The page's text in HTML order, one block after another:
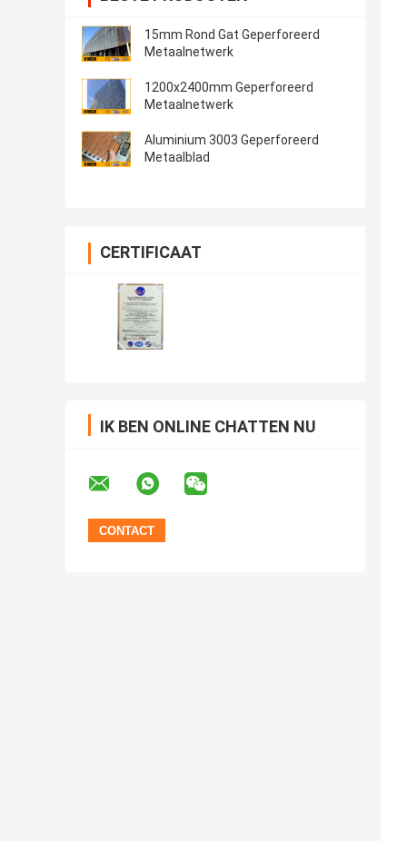
15mm Rond Gat Geperforeerd
Metaalnetwerk
1200x2400mm Geperforeerd
Metaalnetwerk
Aluminium 3003 Geperforeerd
Metaalblad
CERTIFICAAT
IK BEN ONLINE CHATTEN NU